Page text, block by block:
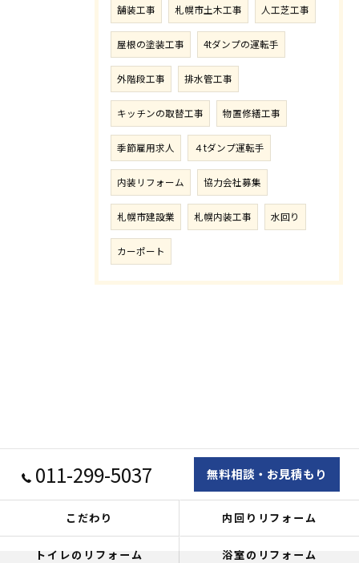
舗装工事 札幌市土木工事 人工芝工事
屋根の塗装工事 4tダンプの運転手
外階段工事 排水管工事
キッチンの取替工事 物置修繕工事
季節雇用求人 ４tダンプ運転手
内装リフォーム 協力会社募集
札幌市建設業 札幌内装工事 水回り
カーポート
011-299-5037 無料相談・お見積もり
こだわり 内回りリフォーム
トイレのリフォーム 浴室のリフォーム